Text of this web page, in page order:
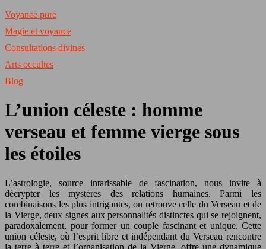
Voyance pure
Magie et voyance
Consultations divines
Arts occultes
Blog
L’union céleste : homme
verseau et femme vierge sous
les étoiles
L’astrologie, source intarissable de fascination, nous invite à
décrypter les mystères des relations humaines. Parmi les
combinaisons les plus intrigantes, on retrouve celle du Verseau et de
la Vierge, deux signes aux personnalités distinctes qui se rejoignent,
paradoxalement, pour former un couple fascinant et unique. Cette
union céleste, où l’esprit libre et indépendant du Verseau rencontre
la terre à terre et l’organisation de la Vierge, offre une dynamique